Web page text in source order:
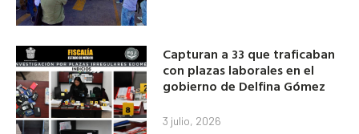
Capturan a 33 que traficaban
con plazas laborales en el
gobierno de Delfina Gómez
3 julio, 2026